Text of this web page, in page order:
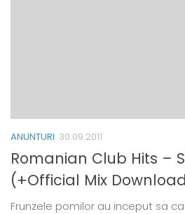
ANUNTURI 30.09.2011
Romanian Club Hits –
(+Official Mix
Frunzele pomilor au inceput sa